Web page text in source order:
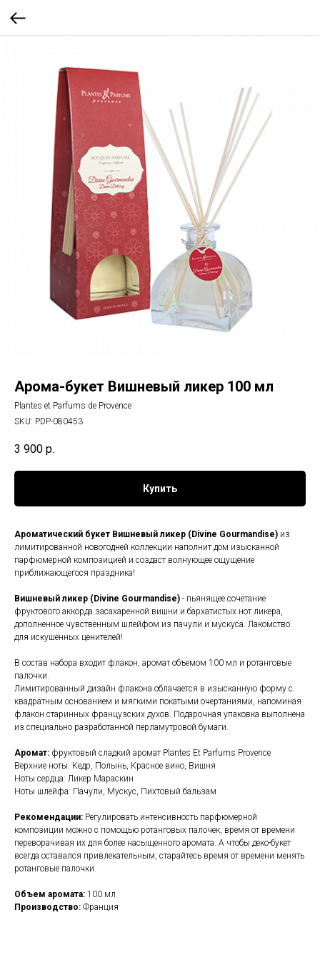
Арома-букет Вишневый ликер 100 мл
Plantes et Parfums de Provence
SKU: PDP-080453
3 900 р.
Купить
Ароматический букет Вишневый ликер (Divine Gourmandise) из
лимитированной новогодней коллекции наполнит дом изысканной
парфюмерной композицией и создаст волнующее ощущение
приближающегося праздника!
Вишневый ликер (Divine Gourmandise) - пьянящее сочетание
фруктового аккорда засахаренной вишни и бархатистых нот ликера,
дополненное чувственным шлейфом из пачули и мускуса. Лакомство
для искушённых ценителей!
В состав набора входит флакон, аромат объемом 100 мл и ротанговые
палочки.
Лимитированный дизайн флакона облачается в изысканную форму с
квадратным основанием и мягкими покатыми очертаниями, напоминая
флакон старинных французских духов. Подарочная упаковка выполнена
из специально разработанной перламутровой бумаги.
Аромат: фруктовый сладкий аромат Plantes Et Parfums Provence
Верхние ноты: Кедр, Полынь, Красное вино, Вишня
Ноты сердца: Ликер Мараскин
Ноты шлейфа: Пачули, Мускус, Пихтовый бальзам
Рекомендации: Регулировать интенсивность парфюмерной
композиции можно с помощью ротанговых палочек, время от времени
переворачивая их для более насыщенного аромата. А чтобы деко-букет
всегда оставался привлекательным, старайтесь время от времени менять
ротанговые палочки.
Объем аромата: 100 мл
Производство: Франция